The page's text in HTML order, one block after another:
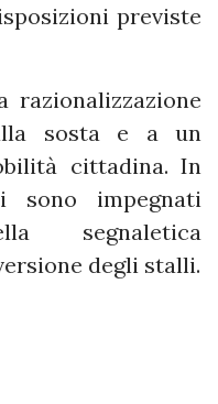
previste
razionalizzazione
sosta e a un
cittadina. In
impegnati
segnaletica
degli stalli.